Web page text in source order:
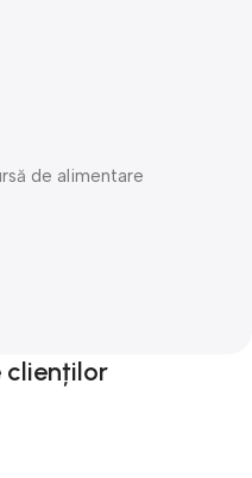
de alimentare
clienților